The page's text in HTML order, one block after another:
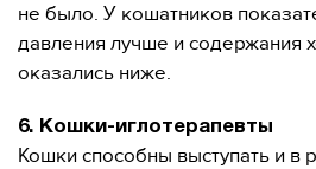
не было. У кошатников
давления лучше и содержания
оказались ниже.
6. Кошки-иглотерапевты
Кошки способны выступать и в